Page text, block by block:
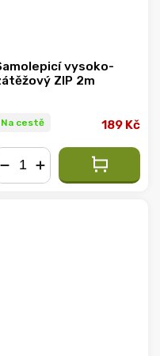
vysoko-
ZIP 2m
Na cestě 189 Kč